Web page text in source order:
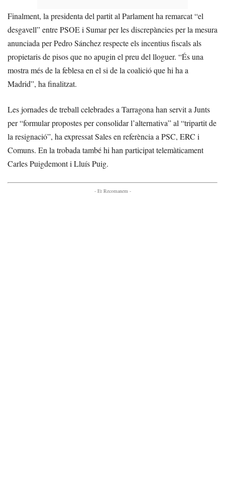
Finalment, la presidenta del partit al Parlament ha remarcat “el
desgavell” entre PSOE i Sumar per les discrepàncies per la mesura
anunciada per Pedro Sánchez respecte els incentius fiscals als
propietaris de pisos que no apugin el preu del lloguer. “És una
mostra més de la feblesa en el si de la coalició que hi ha a
Madrid”, ha finalitzat.
Les jornades de treball celebrades a Tarragona han servit a Junts
per “formular propostes per consolidar l’alternativa” al “tripartit de
la resignació”, ha expressat Sales en referència a PSC, ERC i
Comuns. En la trobada també hi han participat telemàticament
Carles Puigdemont i Lluís Puig.
- Et Recomanem -